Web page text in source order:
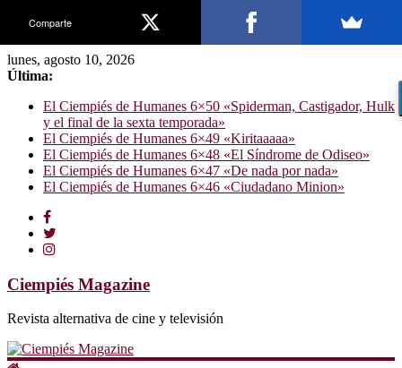
lunes, agosto 10, 2026
Última:
El Ciempiés de Humanes 6×50 «Spiderman, Castigador, Hulk
y el final de la sexta temporada»
El Ciempiés de Humanes 6×49 «Kiritaaaaa»
El Ciempiés de Humanes 6×48 «El Síndrome de Odiseo»
El Ciempiés de Humanes 6×47 «De nada por nada»
El Ciempiés de Humanes 6×46 «Ciudadano Minion»
Ciempiés Magazine
Revista alternativa de cine y televisión
Comparte